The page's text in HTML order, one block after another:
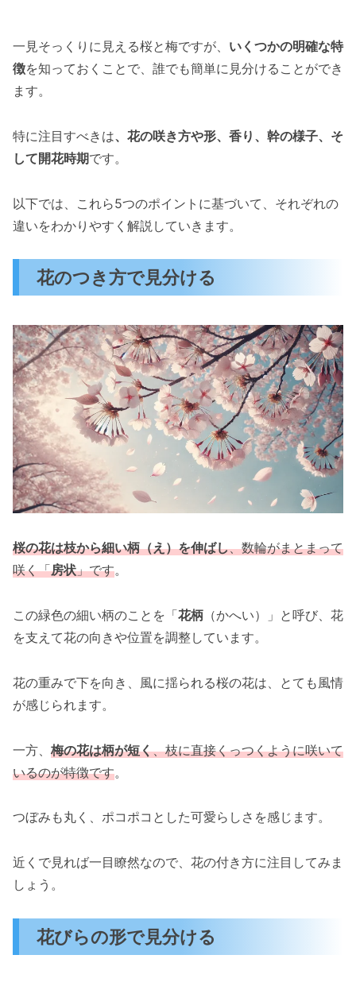
一見そっくりに見える桜と梅ですが、 いくつかの明確な特
徴を知っておくことで、誰でも簡単に見分けることができ
ます。
特に注目すべきは、花の咲き方や形、香り、幹の様子、そ
して開花時期です。
以下では、これら5つのポイントに基づいて、それぞれの
違いをわかりやすく解説していきます。
花のつき方で見分ける
桜の花は枝から細い柄（え）を伸ばし、数輪がまとまって
咲く「房状」です。
この緑色の細い柄のことを「花柄 （かへい）」と呼び、花
を支えて花の向きや位置を調整しています。
花の重みで下を向き、風に揺られる桜の花は、とても風情
が感じられます。
一方、 梅の花は柄が短く、枝に直接くっつくように咲いて
いるのが特徴です。
つぼみも丸く、ポコポコとした可愛らしさを感じます。
近くで見れば一目瞭然なので、花の付き方に注目してみま
しょう。
花びらの形で見分ける